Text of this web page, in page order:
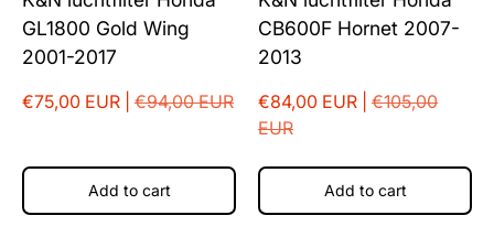
GL1800 Gold Wing
2001-2017
€75,00 EUR | €94,00 EUR
Add to cart
CB600F Hornet 2007-
2013
€84,00 EUR | €105,00
EUR
Add to cart